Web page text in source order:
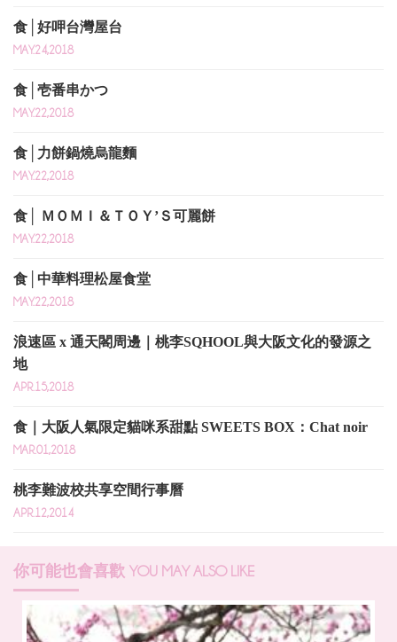
食│好呷台灣屋台
MAY.24,2018
食│壱番串かつ
MAY.22,2018
食│力餅鍋燒烏龍麵
MAY.22,2018
食│ ＭＯＭＩ＆ＴＯＹ’Ｓ可麗餅
MAY.22,2018
食│中華料理松屋食堂
MAY.22,2018
浪速區 x 通天閣周邊｜桃李SQHOOL與大阪文化的發源之
地
APR.15,2018
食｜大阪人氣限定貓咪系甜點 SWEETS BOX：Chat noir
MAR.01,2018
桃李難波校共享空間行事曆
APR.12,2014
你可能也會喜歡 YOU MAY ALSO LIKE